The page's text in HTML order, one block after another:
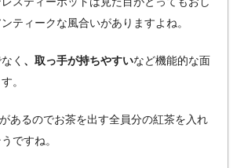
ティークな風合いがありますよね。
く 、取っ手が持ちやすいなど機能的な面
。
あるのでお茶を出す全員分の紅茶を入れ
ですね。